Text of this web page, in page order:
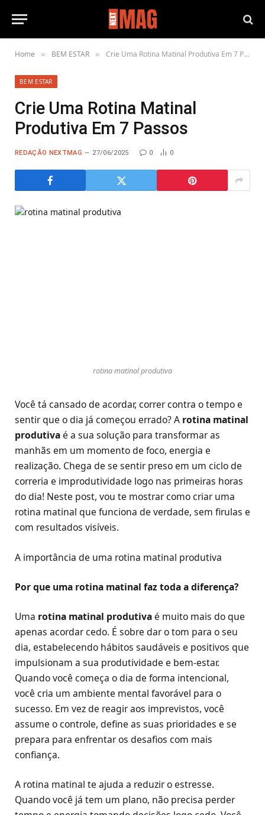
Home » BEM ESTAR » Crie Uma Rotina Matinal Produtiva Em 7 Passos
BEM ESTAR
Crie Uma Rotina Matinal
Produtiva Em 7 Passos
REDAÇÃO NEXTMAG 27/06/2025 0 0
rotina matinal produtiva
Você tá cansado de acordar, correr contra o tempo e
sentir que o dia já começou errado? A rotina matinal
produtivaé a sua solução para transformar as
manhãs em um momento de foco, energia e
realização. Chega de se sentir preso em um ciclo de
correria e improdutividade logo nas primeiras horas
do dia! Neste post, vou te mostrar como criar uma
rotina matinal que funciona de verdade, sem firulas e
com resultados visíveis.
A importância de uma rotina matinal produtiva
Por que uma rotina matinal faz toda a diferença?
Uma rotina matinal produtivaé muito mais do que
apenas acordar cedo. É sobre dar o tom para o seu
dia, estabelecendo hábitos saudáveis e positivos que
impulsionam a sua produtividade e bem-estar.
Quando você começa o dia de forma intencional,
você cria um ambiente mental favorável para o
sucesso. Em vez de reagir aos imprevistos, você
assume o controle, define as suas prioridades e se
prepara para enfrentar os desafios com mais
confiança.
A rotina matinal te ajuda a reduzir o estresse.
Quando você já tem um plano, não precisa perder